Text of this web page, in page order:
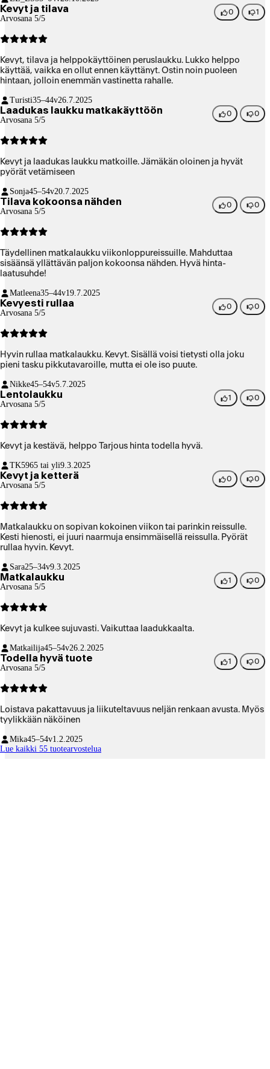
Kevyt ja tilava
Arvosana 5/5
0 1
Kevyt, tilava ja helppokäyttöinen peruslaukku. Lukko helppo
käyttää, vaikka en ollut ennen käyttänyt. Ostin noin puoleen
hintaan, jolloin enemmän vastinetta rahalle.
Turisti35–44v26.7.2025
Laadukas laukku matkakäyttöön
Arvosana 5/5
0 0
Kevyt ja laadukas laukku matkoille. Jämäkän oloinen ja hyvät
pyörät vetämiseen
Sonja45–54v20.7.2025
Tilava kokoonsa nähden
Arvosana 5/5
0 0
Täydellinen matkalaukku viikonloppureissuille. Mahduttaa
sisäänsä yllättävän paljon kokoonsa nähden. Hyvä hinta-
laatusuhde!
Matleena35–44v19.7.2025
Kevyesti rullaa
Arvosana 5/5
0 0
Hyvin rullaa matkalaukku. Kevyt. Sisällä voisi tietysti olla joku
pieni tasku pikkutavaroille, mutta ei ole iso puute.
Nikke45–54v5.7.2025
Lentolaukku
Arvosana 5/5
1 0
Kevyt ja kestävä, helppo Tarjous hinta todella hyvä.
TK5965 tai yli9.3.2025
Kevyt ja ketterä
Arvosana 5/5
0 0
Matkalaukku on sopivan kokoinen viikon tai parinkin reissulle.
Kesti hienosti, ei juuri naarmuja ensimmäisellä reissulla. Pyörät
rullaa hyvin. Kevyt.
Sara25–34v9.3.2025
Matkalaukku
Arvosana 5/5
1 0
Kevyt ja kulkee sujuvasti. Vaikuttaa laadukkaalta.
Matkailija45–54v26.2.2025
Todella hyvä tuote
Arvosana 5/5
1 0
Loistava pakattavuus ja liikuteltavuus neljän renkaan avusta. Myös
tyylikkään näköinen
Mika45–54v1.2.2025
Lue kaikki 55 tuotearvostelua